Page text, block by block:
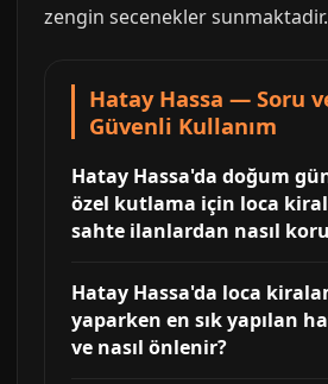
zengin secenekler sunmaktadir.
Hatay Hassa — Soru
Güvenli Kullanım
Hatay Hassa'da doğum
özel kutlama için loca
sahte ilanlardan nasıl
Hatay Hassa'da loca
yaparken en sık yapılan
ve nasıl önlenir?